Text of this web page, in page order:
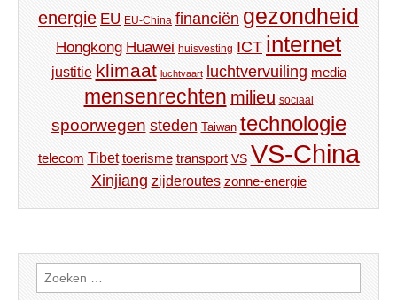
energie EU EU-China financiën gezondheid
Hongkong Huawei huisvesting ICT internet
justitie klimaat luchtvaart luchtvervuiling media
mensenrechten milieu sociaal
spoorwegen steden Taiwan technologie
telecom Tibet toerisme transport VS VS-China
Xinjiang zijderoutes zonne-energie
Zoeken
naar: